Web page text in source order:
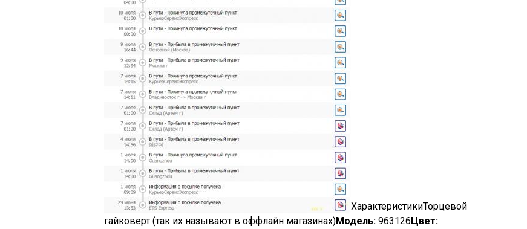
ХарактеристикиТорцевой
гайковерт (так их называют в оффлайн магазинах)Модель: 963126Цвет: